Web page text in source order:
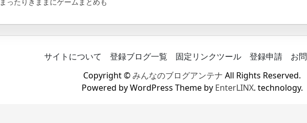
サイトについて 登録ブログ一覧 固定リンクツール 登録申請
お
Copyright ©みんなのブログアンテナ All Rights Reserved.
Powered by WordPress Theme by EnterLINX. technology.